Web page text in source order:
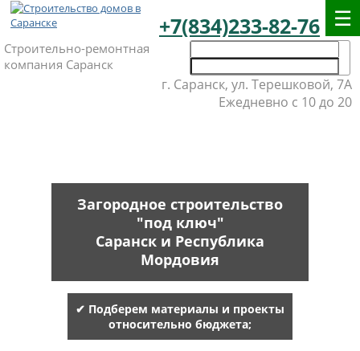
+7(834)233-82-76
Строительно-ремонтная
компания Саранск
г. Саранск, ул. Терешковой, 7А
Ежедневно с 10 до 20
Загородное строительство
"под ключ"
Саранск и Республика
Мордовия
✔ Подберем материалы и проекты
относительно бюджета;